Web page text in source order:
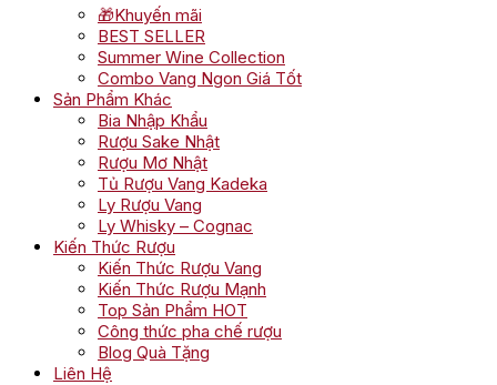
🎁Khuyến mãi
BEST SELLER
Summer Wine Collection
Combo Vang Ngon Giá Tốt
Sản Phẩm Khác
Bia Nhập Khẩu
Rượu Sake Nhật
Rượu Mơ Nhật
Tủ Rượu Vang Kadeka
Ly Rượu Vang
Ly Whisky – Cognac
Kiến Thức Rượu
Kiến Thức Rượu Vang
Kiến Thức Rượu Mạnh
Top Sản Phẩm HOT
Công thức pha chế rượu
Blog Quà Tặng
Liên Hệ